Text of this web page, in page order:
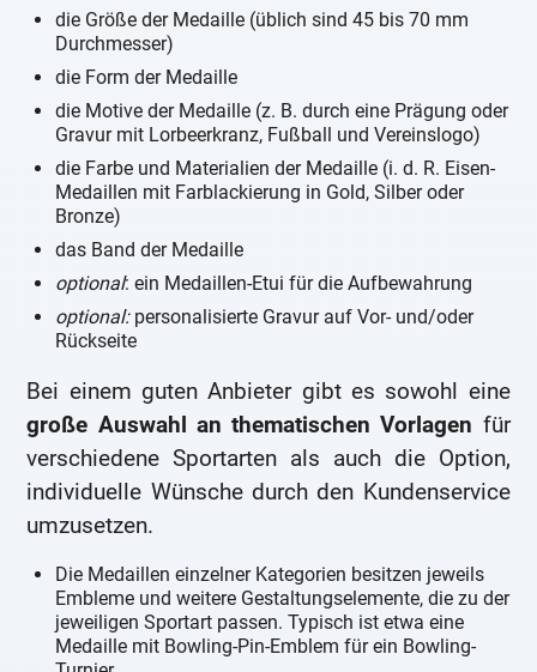
die Größe der Medaille (üblich sind 45 bis 70 mm
Durchmesser)
die Form der Medaille
die Motive der Medaille (z. B. durch eine Prägung oder
Gravur mit Lorbeerkranz, Fußball und Vereinslogo)
die Farbe und Materialien der Medaille (i. d. R. Eisen-
Medaillen mit Farblackierung in Gold, Silber oder
Bronze)
das Band der Medaille
optional: ein Medaillen-Etui für die Aufbewahrung
optional:personalisierte Gravur auf Vor- und/oder
Rückseite
Bei einem guten Anbieter gibt es sowohl eine
große Auswahl an thematischen Vorlagen für
verschiedene Sportarten als auch die Option,
individuelle Wünsche durch den Kundenservice
umzusetzen.
Die Medaillen einzelner Kategorien besitzen jeweils
Embleme und weitere Gestaltungselemente, die zu der
jeweiligen Sportart passen. Typisch ist etwa eine
Medaille mit Bowling-Pin-Emblem für ein Bowling-